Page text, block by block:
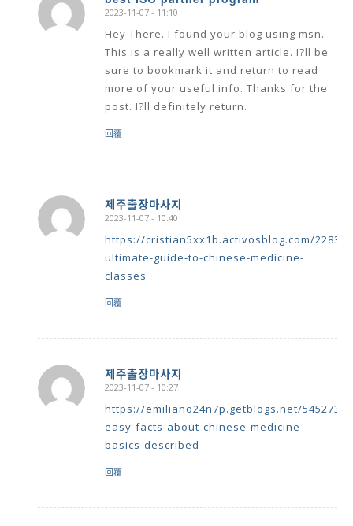
says:
2023-11-07 - 11:10
Hey There. I found your blog using msn.
This is a really well written article. I?ll be
sure to bookmark it and return to read
more of your useful info. Thanks for the
post. I?ll definitely return.
回覆
제주출장마사지
says:
2023-11-07 - 10:40
https://cristian5xx1b.activosblog.com/
ultimate-guide-to-chinese-medicine-
classes
回覆
제주출장마사지
says:
2023-11-07 - 10:27
https://emiliano24n7p.getblogs.net/
easy-facts-about-chinese-medicine-
basics-described
回覆